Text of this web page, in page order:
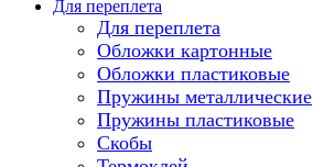
Для переплета
Для переплета
Обложки картонные
Обложки пластиковые
Пружины металлические
Пружины пластиковые
Скобы